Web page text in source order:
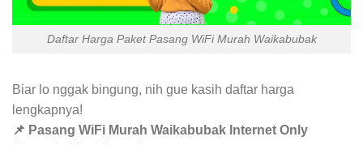
Daftar Harga Paket Pasang WiFi Murah Waikabubak
Biar lo nggak bingung, nih gue kasih daftar harga
lengkapnya!
📌 Pasang WiFi Murah Waikabubak Internet Only